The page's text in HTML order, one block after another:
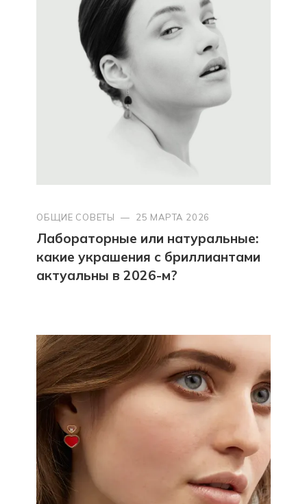
ОБЩИЕ СОВЕТЫ — 25 МАРТА 2026
Лабораторные или натуральные:
какие украшения с бриллиантами
актуальны в 2026-м?